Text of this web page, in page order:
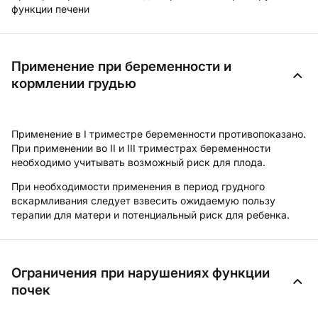
функции печени
Применение при беременности и
кормлении грудью
Применение в I триместре беременности противопоказано.
При применении во II и III триместрах беременности
необходимо учитывать возможный риск для плода.
При необходимости применения в период грудного
вскармливания следует взвесить ожидаемую пользу
терапии для матери и потенциальный риск для ребенка.
Ограничения при нарушениях функции
почек